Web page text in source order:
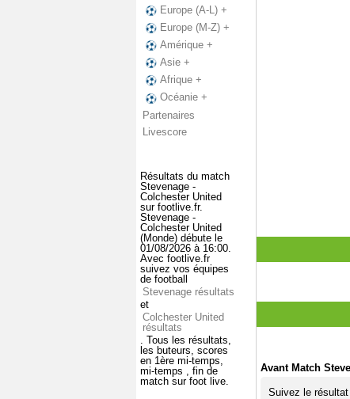
Europe (A-L) +
Europe (M-Z) +
Amérique +
Asie +
Afrique +
Océanie +
Partenaires
Livescore
Résultats du match
Stevenage -
Colchester United
sur footlive.fr.
Stevenage -
Colchester United
(Monde) débute le
01/08/2026 à 16:00.
Avec footlive.fr
suivez vos équipes
de football
Stevenage résultats
et
Colchester United
résultats
. Tous les résultats,
les buteurs, scores
en 1ère mi-temps,
mi-temps , fin de
match sur foot live.
Avant Match
Suivez le